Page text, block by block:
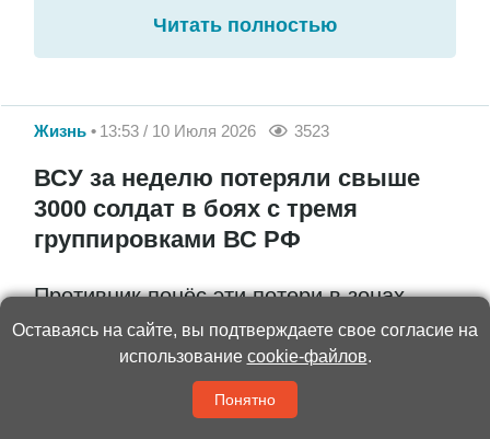
Читать полностью
Жизнь 13:53 / 10 Июля 2026 3523
ВСУ за неделю потеряли свыше
3000 солдат в боях с тремя
группировками ВС РФ
Противник понёс эти потери в зонах
ответственности группировок войск
«Север», «Юг» и «Днепр»
Оставаясь на сайте, вы подтверждаете свое согласие на
использование cookie-файлов.
Понятно